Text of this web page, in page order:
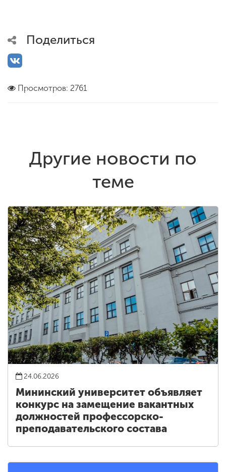
Поделиться
Просмотров: 2761
Другие новости по
теме
24.06.2026
Мининский университет объявляет
конкурс на замещение вакантных
должностей профессорско-
преподавательского состава